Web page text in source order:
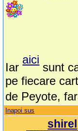
Iar
aici
sunt
pe fiecare
de Peyote,
Inapoi sus
shirel